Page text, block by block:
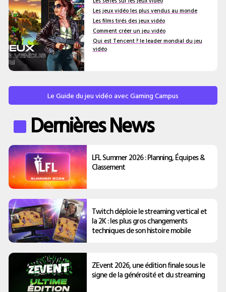
Les jeux vidéo les plus vendus au monde
Les films tirés des jeux vidéo
Comment créer un jeu vidéo
Qui est Tencent ? le leader mondial du jeu
vidéo
Le Guide du jeu vidéo avec Gaming Campus
Dernières News
LFL Summer 2026 : Planning, Équipes &
Classement
Twitch déploie le streaming vertical et
la 2K : les plus gros changements
techniques de son histoire mobile
ZEvent 2026, une édition finale sous le
signe de la générosité et du streaming